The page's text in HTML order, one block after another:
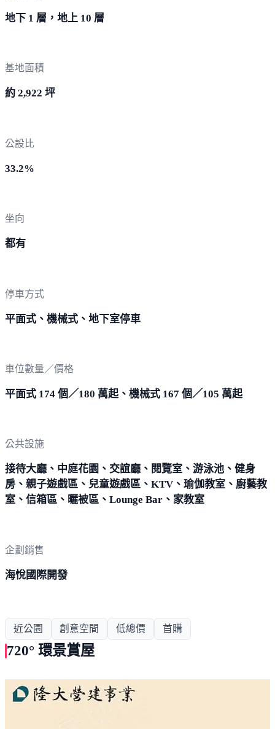
地下 1 層，地上 10 層
基地面積
約 2,922 坪
公設比
33.2%
坐向
都有
停車方式
平面式、機械式、地下室停車
車位數量／價格
平面式 174 個／180 萬起、機械式 167 個／105 萬起
公共設施
接待大廳、中庭花園、交誼廳、閱覽室、游泳池、健身
房、親子遊戲區、兒童遊戲區、KTV、瑜伽教室、廚藝教
室、信箱區、曬被區、Lounge Bar、家教室
企劃銷售
海悅國際開發
近公園 創意空間 低總價 首購
720° 環景賞屋